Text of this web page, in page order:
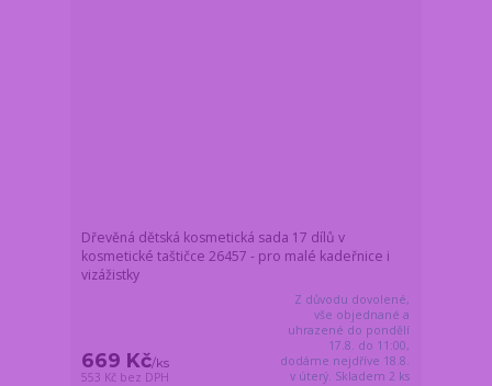
Dřevěná dětská kosmetická sada 17 dílů v
kosmetické taštičce 26457 - pro malé kadeřnice i
vizážistky
669 Kč/ks
553 Kč bez DPH
Z důvodu dovolené,
vše objednané a
uhrazené do pondělí
17.8. do 11:00,
dodáme nejdříve 18.8.
v úterý. Skladem 2 ks